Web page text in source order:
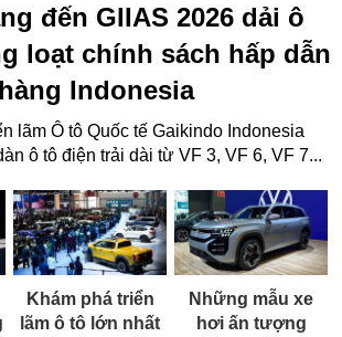
đến GIIAS 2026 dải ô
loạt chính sách hấp dẫn
Indonesia
lãm Ô tô Quốc tế Gaikindo Indonesia
ô tô điện trải dài từ VF 3, VF 6, VF 7...
Khám phá triển
lãm ô tô lớn nhất
Những mẫu xe
hơi ấn tượng